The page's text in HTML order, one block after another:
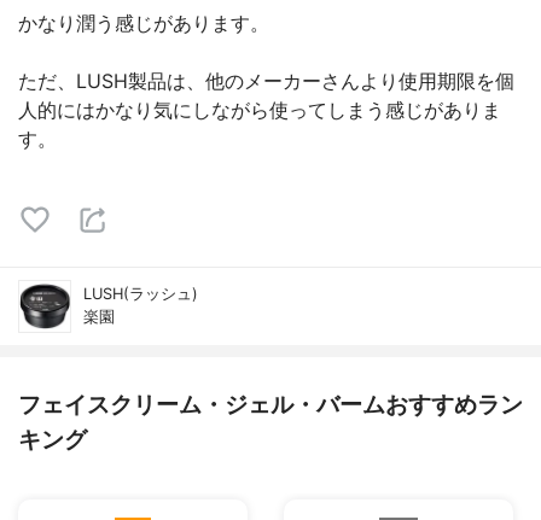
かなり潤う感じがあります。
ただ、LUSH製品は、他のメーカーさんより使用期限を個
人的にはかなり気にしながら使ってしまう感じがありま
す。
LUSH(ラッシュ)
楽園
フェイスクリーム・ジェル・バームおすすめラン
キング